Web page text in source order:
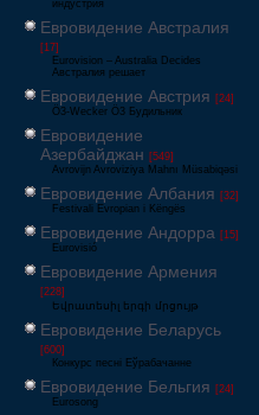
индустрия
Евровидение Австралия
[17]
Eurovision – Australia Decides
Австралия решает
Евровидение Австрия [24]
Ö3-Wecker Ö3 Будильник
Евровидение
Азербайджан [549]
Avrovijn Avroviziya Mahnı Müsabiqəsi
Евровидение Албания [32]
Festivali Evropian i Këngës
Евровидение Андорра [15]
Eurovisió
Евровидение Армения
[228]
Եվրատեսիլ երգի մրցույթ
Евровидение Беларусь
[600]
Конкурс песні Еўрабачанне
Евровидение Бельгия [24]
Eurosong